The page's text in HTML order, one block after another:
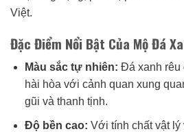
Việt.
Đặc Điểm Nổi Bật Của Mộ Đá
Màu sắc tự nhiên: Đá xanh rêu
hài hòa với cảnh quan xung
gũi và thanh tịnh.
Độ bền cao: Với tính chất vật